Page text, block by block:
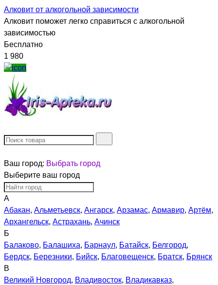
Алковит от алкогольной зависимости
Алковит поможет легко справиться с алкогольной
зависимостью
Бесплатно
1 980
Ваш город: Выбрать город
Выберите ваш город
А
Абакан, Альметьевск, Ангарск, Арзамас, Армавир, Артём,
Архангельск, Астрахань, Ачинск
Б
Балаково, Балашиха, Барнаул, Батайск, Белгород,
Бердск, Березники, Бийск, Благовещенск, Братск, Брянск
В
Великий Новгород, Владивосток, Владикавказ,